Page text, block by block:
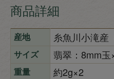
商品詳細
産地 糸魚川小滝産
サイズ 翡翠：8mm玉
重量 約2g×2